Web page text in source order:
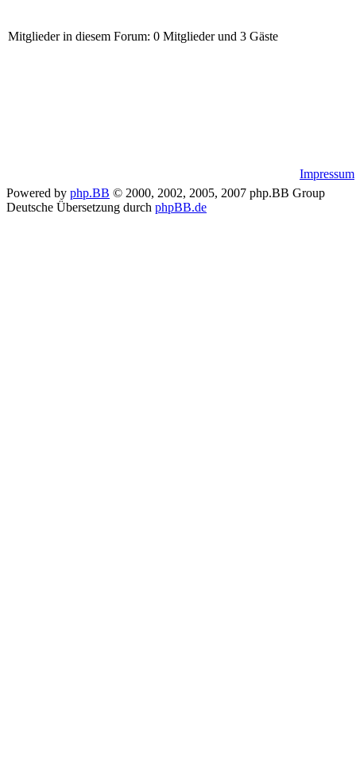
Mitglieder in diesem Forum: 0 Mitglieder und 3 Gäste
Impressum
Powered by php.BB © 2000, 2002, 2005, 2007 php.BB Group
Deutsche Übersetzung durch phpBB.de